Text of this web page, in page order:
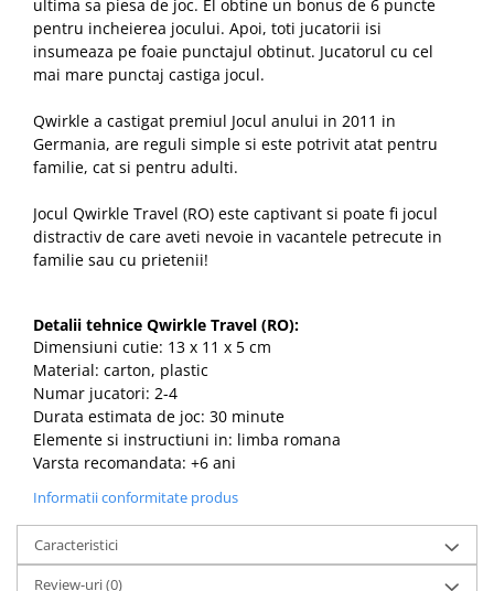
ultima sa piesa de joc. El obtine un bonus de 6 puncte
pentru incheierea jocului. Apoi, toti jucatorii isi
insumeaza pe foaie punctajul obtinut. Jucatorul cu cel
mai mare punctaj castiga jocul.
Qwirkle a castigat premiul Jocul anului in 2011 in
Germania, are reguli simple si este potrivit atat pentru
familie, cat si pentru adulti.
Jocul Qwirkle Travel (RO) este captivant si poate fi jocul
distractiv de care aveti nevoie in vacantele petrecute in
familie sau cu prietenii!
Detalii tehnice Qwirkle Travel (RO):
Dimensiuni cutie: 13 x 11 x 5 cm
Material: carton, plastic
Numar jucatori: 2-4
Durata estimata de joc: 30 minute
Elemente si instructiuni in: limba romana
Varsta recomandata: +6 ani
Informatii conformitate produs
Caracteristici
Review-uri(0)